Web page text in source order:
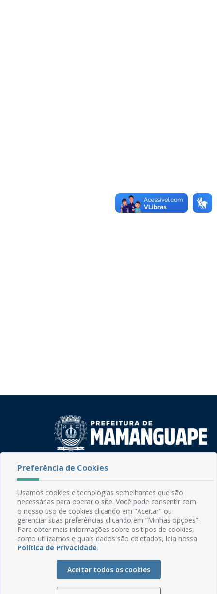
Rua do Imperador, 78, Centro
CEP: 58.280-000 - Mamanguape/PB
Email: comunicacao@mamanguape.pb.gov.br
Expediente: Segunda à Sexta, das 08h às 13h
Mapa do Site
Perguntas frequentes
Manual de Navegação
Glossário
Ouvidoria
Preferência de Cookies
Usamos cookies e tecnologias semelhantes que são
necessárias para operar o site. Você pode consentir com
o nosso uso de cookies clicando em "Aceitar" ou
gerenciar suas preferências clicando em “Minhas opções”.
Para obter mais informações sobre os tipos de cookies,
como utilizamos e quais dados são coletados, leia nossa
Política de Privacidade.
Aceitar todos os cookies